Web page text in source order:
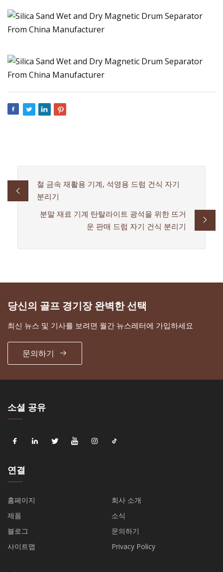
철 금속 재활용 기계, 석영용 드럼 건식 자기
분리기
분말 재료 기계 탄탈라이트 광석을 위한 뜨거
운 판매 드럼 자기 건식 분리기
당신의 골프 경기장 완벽한 선택
최신 뉴스 및 기사를 보려면 월간 뉴스레터에 가입하세요
문의하기
소셜 공유
연결
홈페이지
회사 소개
제품
소식
블로그
문의하기
사이트맵
Privacy Policy